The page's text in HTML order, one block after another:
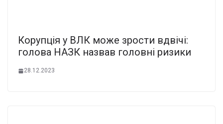
Корупція у ВЛК може зрости вдвічі:
голова НАЗК назвав головні ризики
28.12.2023